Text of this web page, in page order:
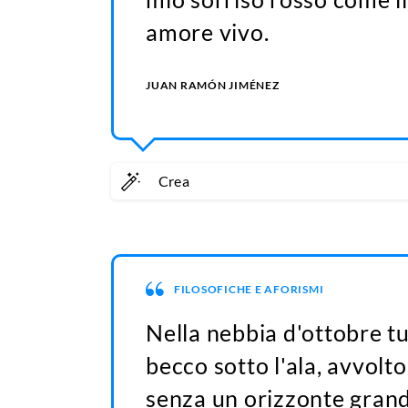
amore vivo.
JUAN RAMÓN JIMÉNEZ
Crea
FILOSOFICHE E AFORISMI
Nella nebbia d'ottobre
becco sotto l'ala,
senza un orizzonte